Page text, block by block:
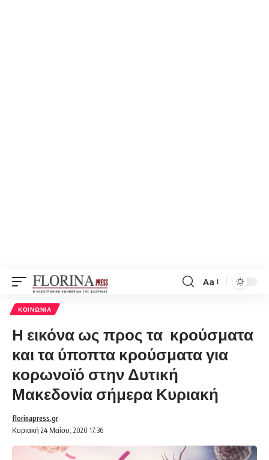
Font
Aa
ΚΟΙΝΩΝΊΑ
Η εικόνα ως προς τα κρούσματα
και τα ύποπτα κρούσματα για
κορωνοϊό στην Δυτική
Μακεδονία σήμερα Κυριακή
Κυριακή 24 Μαΐου, 2020 17:36
florinapress.gr